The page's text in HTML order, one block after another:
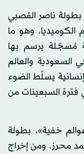
ناصر القصبي
وهو ما
مُسجّلة يرسم بها
السعودية والعالم
يسلّط الضوء
السبعينات من
خفية»، بطولة
محرز، ومن إخراج